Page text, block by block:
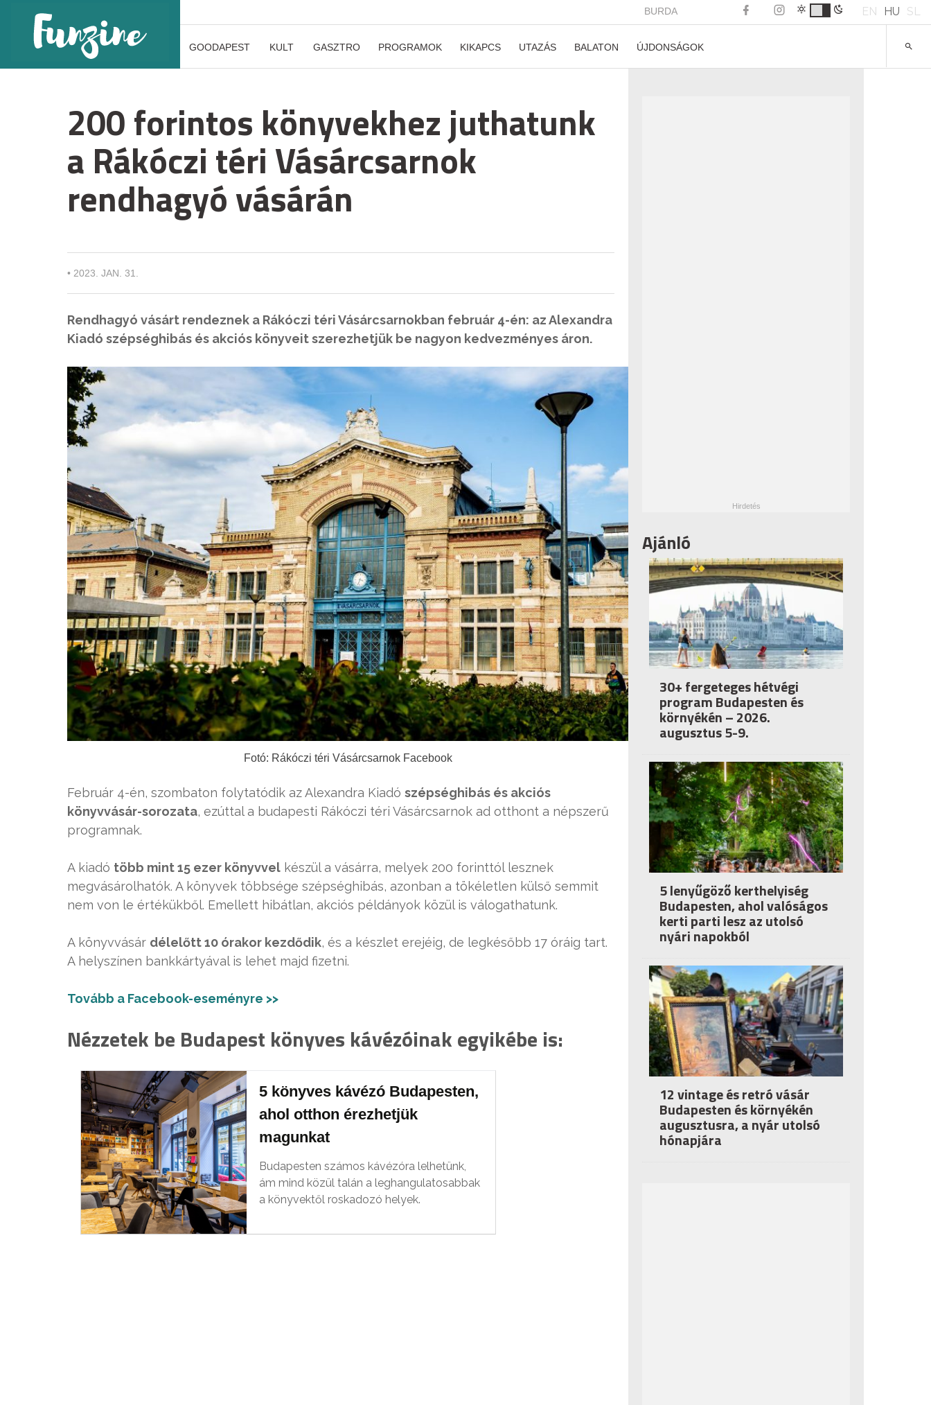
BURDA EN HU SL
GOODAPEST KULT GASZTRO PROGRAMOK KIKAPCS UTAZÁS BALATON ÚJDONSÁGOK
200 forintos könyvekhez juthatunk
a Rákóczi téri Vásárcsarnok
rendhagyó vásárán
• 2023. JAN. 31.
Rendhagyó vásárt rendeznek a Rákóczi téri Vásárcsarnokban február 4-én: az Alexandra
Kiadó szépséghibás és akciós könyveit szerezhetjük be nagyon kedvezményes áron.
Fotó: Rákóczi téri Vásárcsarnok Facebook
Február 4-én, szombaton folytatódik az Alexandra Kiadó szépséghibás és akciós
könyvvásár-sorozata, ezúttal a budapesti Rákóczi téri Vásárcsarnok ad otthont a népszerű
programnak.
A kiadó több mint 15 ezer könyvvel készül a vásárra, melyek 200 forinttól lesznek
megvásárolhatók. A könyvek többsége szépséghibás, azonban a tökéletlen külső semmit
nem von le értékükből. Emellett hibátlan, akciós példányok közül is válogathatunk.
A könyvvásár délelőtt 10 órakor kezdődik, és a készlet erejéig, de legkésőbb 17 óráig tart.
A helyszínen bankkártyával is lehet majd fizetni.
Tovább a Facebook-eseményre >>
Nézzetek be Budapest könyves kávézóinak egyikébe is:
5 könyves kávézó Budapesten,
ahol otthon érezhetjük
magunkat
Budapesten számos kávézóra lelhetünk,
ám mind közül talán a leghangulatosabbak
a könyvektől roskadozó helyek.
Ajánló
30+ fergeteges hétvégi
program Budapesten és
környékén – 2026.
augusztus 5-9.
5 lenyűgöző kerthelyiség
Budapesten, ahol valóságos
kerti parti lesz az utolsó
nyári napokból
12 vintage és retró vásár
Budapesten és környékén
augusztusra, a nyár utolsó
hónapjára